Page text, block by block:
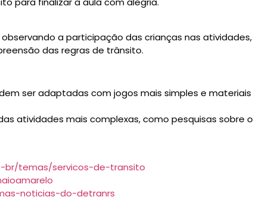
a participação das crianças nas atividades,
das regras de trânsito.
ser adaptadas com jogos mais simples e materiais
atividades mais complexas, como pesquisas sobre o
br/temas/servicos-de-transito
noticias-do-detranrs